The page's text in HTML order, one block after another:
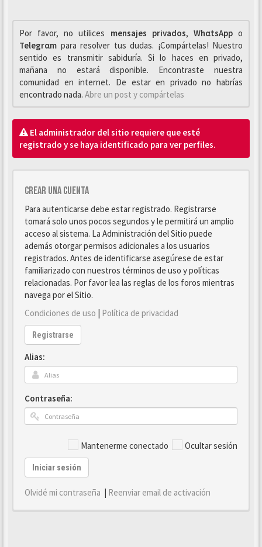
Por favor, no utilices mensajes privados, WhαtsAppo
Telegrαm para resolver tus dudas. ¡Compártelas! Nuestro
sentido es transmitir sabiduría. Si lo haces en privado,
mañana no estará disponible. Encontraste nuestra
comunidad en internet. De estar en privado no habrías
encontrado nada. Abre un post y compártelas
El administrador del sitio requiere que esté
registrado y se haya identificado para ver perfiles.
Crear una cuenta
Para autenticarse debe estar registrado. Registrarse
tomará solo unos pocos segundos y le permitirá un amplio
acceso al sistema. La Administración del Sitio puede
además otorgar permisos adicionales a los usuarios
registrados. Antes de identificarse asegúrese de estar
familiarizado con nuestros términos de uso y políticas
relacionadas. Por favor lea las reglas de los foros mientras
navega por el Sitio.
Condiciones de uso | Política de privacidad
Registrarse
Alias:
Contraseña:
Mantenerme conectado Ocultar sesión
Iniciar sesión
Olvidé mi contraseña | Reenviar email de activación